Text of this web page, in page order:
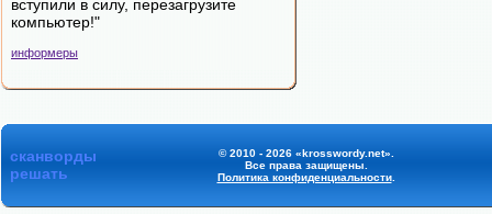
вступили в силу, перезагрузите
компьютер!"
информеры
сканворды
решать
© 2010 - 2026 «krosswordy.net».
Все права защищены.
Политика конфиденциальности.